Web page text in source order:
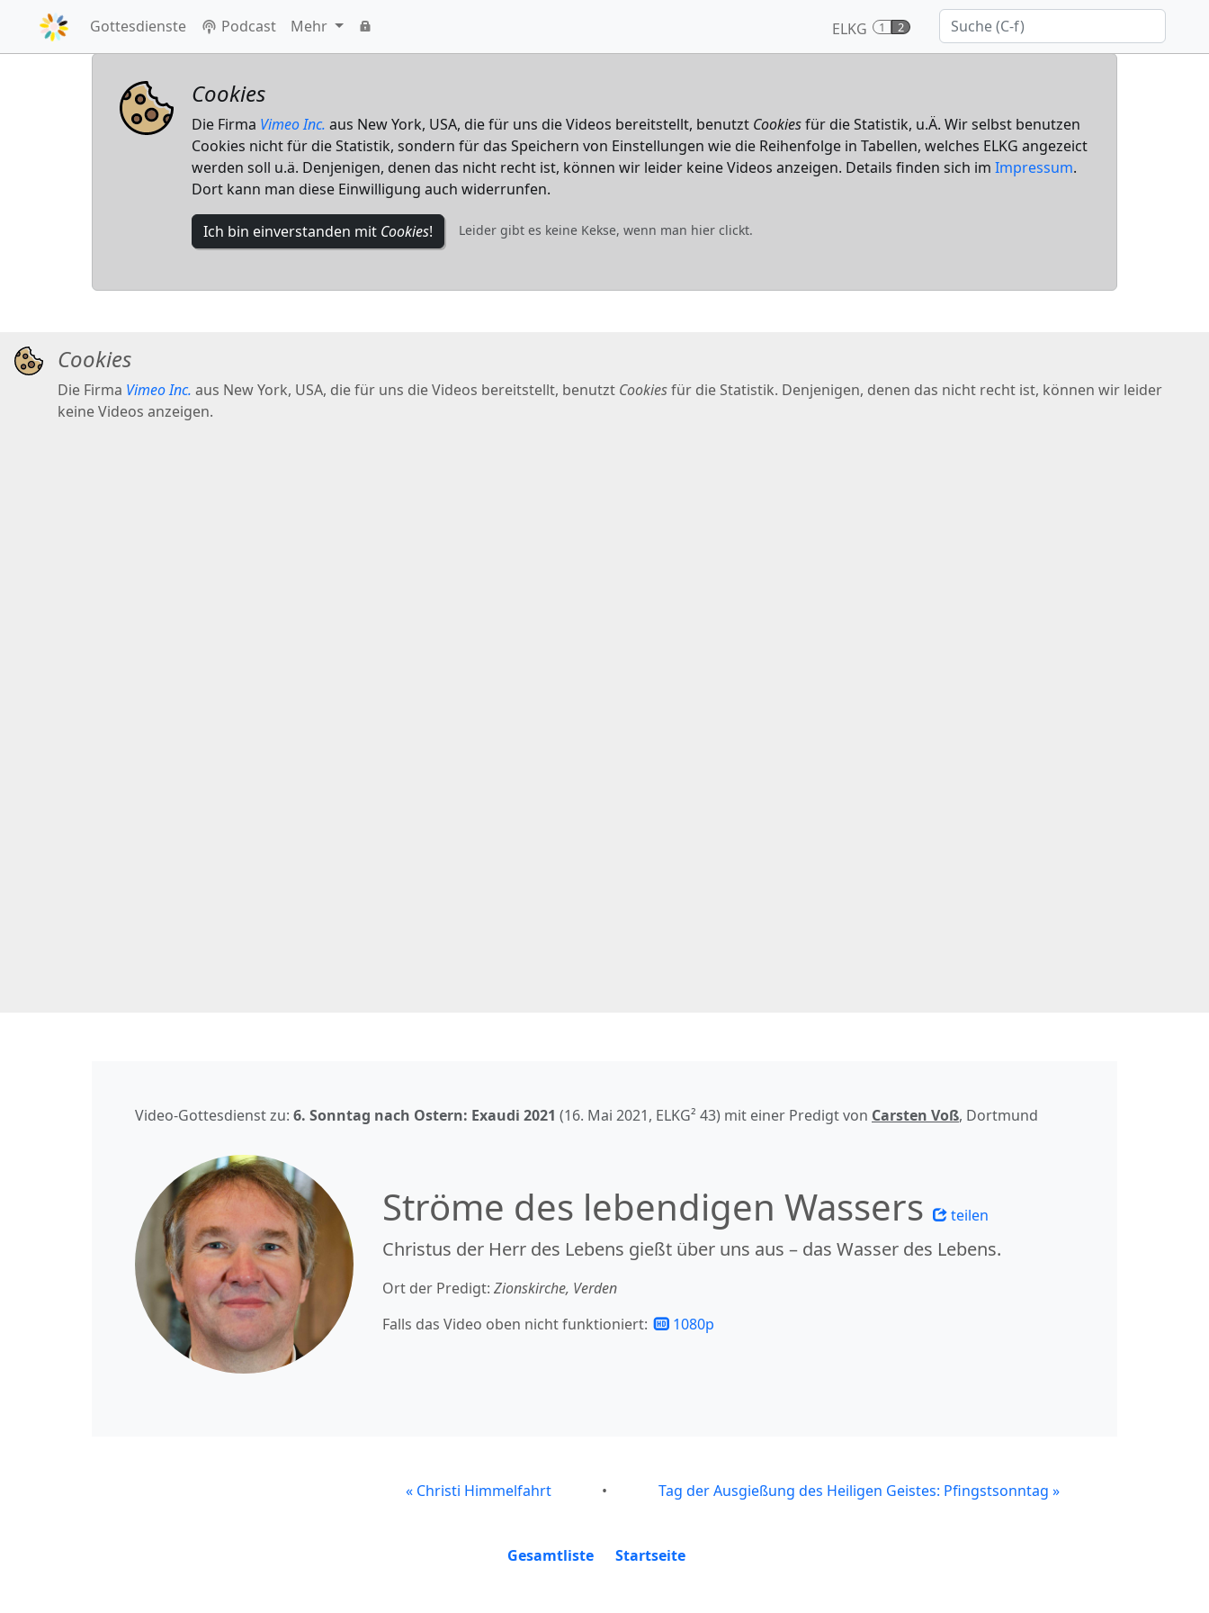
Gottesdienste Podcast Mehr ELKG 1 2
Cookies
Die Firma Vimeo Inc. aus New York, USA, die für uns die Videos bereitstellt, benutzt Cookiesfür die Statistik, u.Ä. Wir selbst benutzen
Cookies nicht für die Statistik, sondern für das Speichern von Einstellungen wie die Reihenfolge in Tabellen, welches ELKG angezeict
werden soll u.ä. Denjenigen, denen das nicht recht ist, können wir leider keine Videos anzeigen. Details finden sich im Impressum.
Dort kann man diese Einwilligung auch widerrunfen.
Ich bin einverstanden mit Cookies! Leider gibt es keine Kekse, wenn man hier clickt.
Video-Gottesdienst zu: 6. Sonntag nach Ostern: Exaudi 2021 (16. Mai 2021, ELKG² 43) mit einer Predigt von Carsten Voß, Dortmund
Ströme des lebendigen Wassers teilen
Christus der Herr des Lebens gießt über uns aus – das Wasser des Lebens.
Ort der Predigt: Zionskirche, Verden
Falls das Video oben nicht funktioniert:
1080p
« Christi Himmelfahrt • Tag der Ausgießung des Heiligen Geistes: Pfingstsonntag »
Gesamtliste Startseite